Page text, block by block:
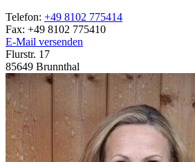
Telefon: +49 8102 775414
Fax: +49 8102 775410
E-Mail versenden
Flurstr. 17
85649 Brunnthal